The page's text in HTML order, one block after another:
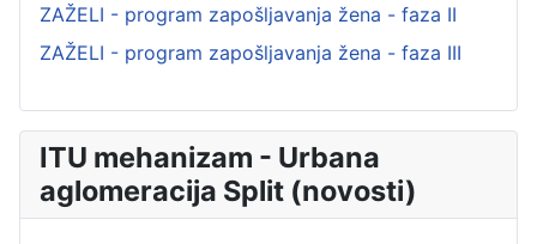
ZAŽELI - program zapošljavanja žena - faza II
ZAŽELI - program zapošljavanja žena - faza III
ITU mehanizam - Urbana
aglomeracija Split (novosti)